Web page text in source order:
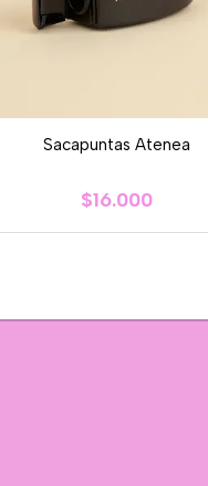
Sacapuntas Atenea
$16.000